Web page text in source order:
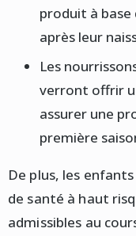
produit à base
après leur
Les
verront offrir
assurer une
première
De plus, les
de santé à haut
admissibles au